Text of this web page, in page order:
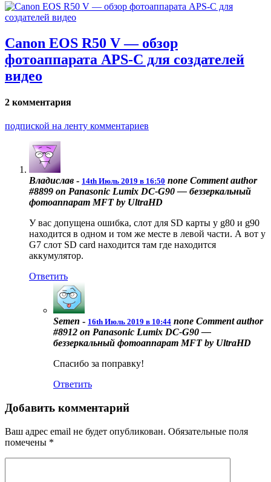
Canon EOS R50 V — обзор
фотоаппарата APS-C для создателей
видео
2 комментария
подпиской на ленту комментариев
Владислав - 14th Июль 2019 в 16:50 none Comment author
#8899 on Panasonic Lumix DC-G90 — беззеркальный
фотоаппарат MFT by UltraHD
У вас допущена ошибка, слот для SD карты у g80 и g90
находится в одном и том же месте в левой части. А вот у
G7 слот SD card находится там где находится
аккумулятор.
Ответить
Semen - 16th Июль 2019 в 10:44 none Comment author
#8912 on Panasonic Lumix DC-G90 —
беззеркальный фотоаппарат MFT by UltraHD
Спасибо за поправку!
Ответить
Добавить комментарий
Ваш адрес email не будет опубликован. Обязательные поля
помечены *